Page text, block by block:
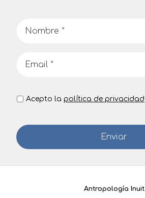
Acepto la política de privacidad
Antropología Inuit